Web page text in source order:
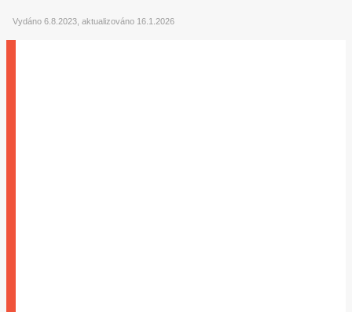
Vydáno 6.8.2023, aktualizováno 16.1.2026